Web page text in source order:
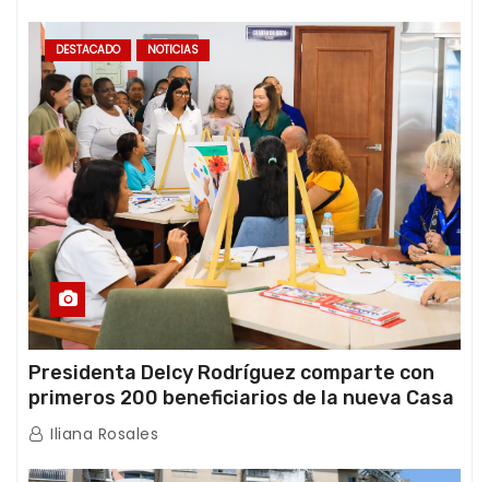
DESTACADO NOTICIAS
Presidenta Delcy Rodríguez comparte con
primeros 200 beneficiarios de la nueva Casa
de los Abuelos “La Primavera” en Caracas
Iliana Rosales